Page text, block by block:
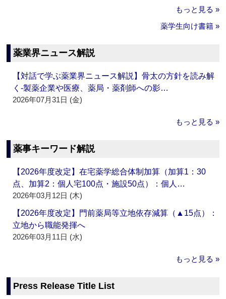
もっと見る »
薬学生向け書籍 »
薬業界ニュース解説
【対話で学ぶ薬業界ニュース解説】骨太の方針を読み解
く‐製薬企業や医療、薬局・薬剤師への影…
2026年07月31日 (金)
もっと見る »
薬事キーワード解説
【2026年度改定】在宅薬学総合体制加算（加算1：30
点、加算2：個人宅100点・施設50点）：個人…
2026年03月12日 (木)
【2026年度改定】門前薬局等立地依存減算（▲15点）：
立地から職能発揮へ
2026年03月11日 (水)
もっと見る »
Press Release Title List